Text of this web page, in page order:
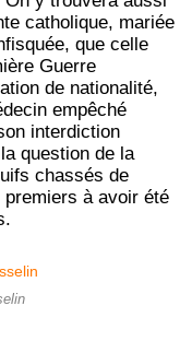
catholique, mariée
que celle
Guerre
de nationalité,
empêché
interdiction
question de la
chassés de
premiers à avoir été